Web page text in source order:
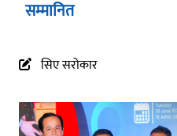
सम्मानित
सिए सरोकार